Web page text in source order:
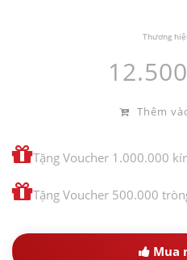
Thương
Thêm
Tặng Voucher 1.000.000
Tặng Voucher 500.000
Mua